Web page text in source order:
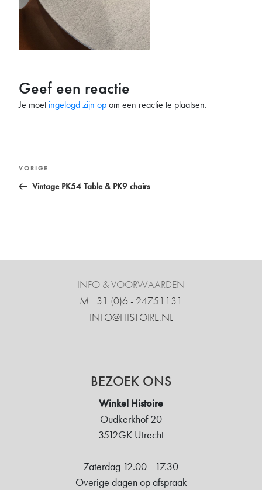
Geef een reactie
Je moetingelogd zijn opom een reactie te plaatsen.
Bericht
navigatie
Vorig
bericht
VORIGE
Vintage PK54 Table & PK9 chairs
INFO & VOORWAARDEN
M +31 ‍(0)6 - 24751131
INFO@HISTOIRE.NL
BEZOEK ONS
Winkel Histoire
Oudkerkhof 20
3512GK Utrecht
Zaterdag 12.00 - 17.30
Overige dagen op afspraak